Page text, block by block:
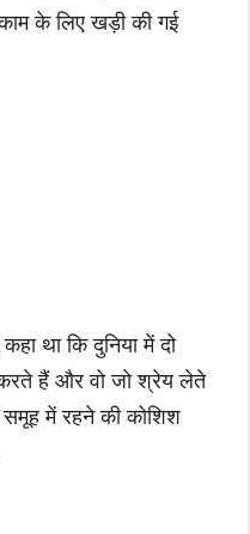
के लिए खड़ी की गई
था कि दुनिया में दो
हैं और वो जो श्रेय लेते
में रहने की कोशिश